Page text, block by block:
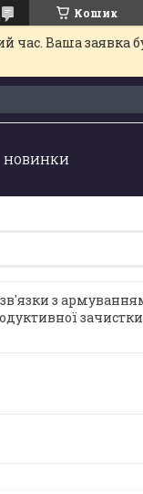
Кошик
час. Ваша заявка
НОВИНКИ
з